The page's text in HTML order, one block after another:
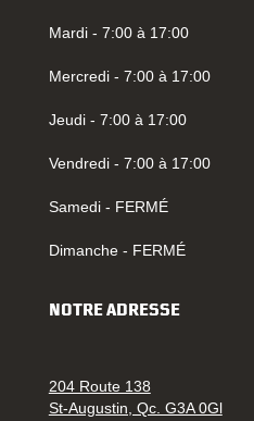
Mardi - 7:00 à 17:00
Mercredi - 7:00 à 17:00
Jeudi - 7:00 à 17:00
Vendredi - 7:00 à 17:00
Samedi - FERMÉ
Dimanche - FERMÉ
NOTRE ADRESSE
204 Route 138
St-Augustin, Qc. G3A 0Gl